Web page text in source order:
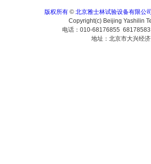
版权所有 © 北京雅士林试验设备有限公
Copyright(c) Beijing Yashilin
电话：010-68176855
地址：北京市大兴经